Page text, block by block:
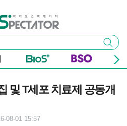
테이터
검색
및 T세포 치료제 공동개
08-01 15:57